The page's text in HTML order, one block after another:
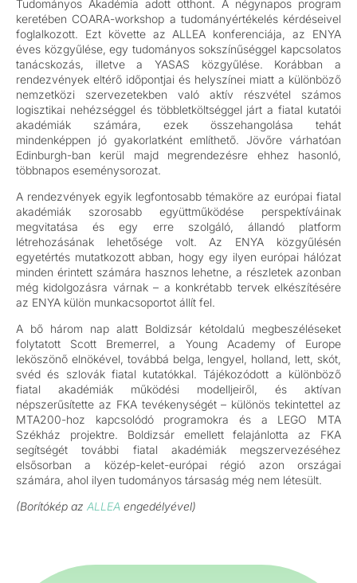
Tudományos Akadémia adott otthont. A négynapos program
keretében COARA-workshop a tudományértékelés kérdéseivel
foglalkozott. Ezt követte az ALLEA konferenciája, az ENYA
éves közgyűlése, egy tudományos sokszínűséggel kapcsolatos
tanácskozás, illetve a YASAS közgyűlése. Korábban a
rendezvények eltérő időpontjai és helyszínei miatt a különböző
nemzetközi szervezetekben való aktív részvétel számos
logisztikai nehézséggel és többletköltséggel járt a fiatal kutatói
akadémiák számára, ezek összehangolása tehát
mindenképpen jó gyakorlatként említhető. Jövőre várhatóan
Edinburgh-ban kerül majd megrendezésre ehhez hasonló,
többnapos eseménysorozat.
A rendezvények egyik legfontosabb témaköre az európai fiatal
akadémiák szorosabb együttműködése perspektíváinak
megvitatása és egy erre szolgáló, állandó platform
létrehozásának lehetősége volt. Az ENYA közgyűlésén
egyetértés mutatkozott abban, hogy egy ilyen európai hálózat
minden érintett számára hasznos lehetne, a részletek azonban
még kidolgozásra várnak – a konkrétabb tervek elkészítésére
az ENYA külön munkacsoportot állít fel.
A bő három nap alatt Boldizsár kétoldalú megbeszéléseket
folytatott Scott Bremerrel, a Young Academy of Europe
leköszönő elnökével, továbbá belga, lengyel, holland, lett, skót,
svéd és szlovák fiatal kutatókkal. Tájékozódott a különböző
fiatal akadémiák működési modelljeiről, és aktívan
népszerűsítette az FKA tevékenységét – különös tekintettel az
MTA200-hoz kapcsolódó programokra és a LEGO MTA
Székház projektre. Boldizsár emellett felajánlotta az FKA
segítségét további fiatal akadémiák megszervezéséhez
elsősorban a közép-kelet-európai régió azon országai
számára, ahol ilyen tudományos társaság még nem létesült.
(Borítókép az ALLEA engedélyével)